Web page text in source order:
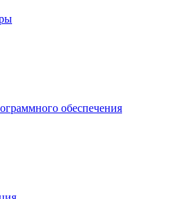
обеспечения